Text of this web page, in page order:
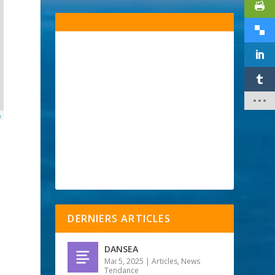
DERNIERS ARTICLES
DANSEA
Mai 5, 2025 |Articles, News
Tendance